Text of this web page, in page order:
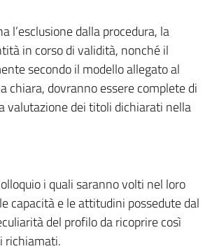
l’esclusione dalla procedura, la
in corso di validità, nonché il
secondo il modello allegato al
chiara, dovranno essere complete di
dei titoli dichiarati nella
i quali saranno volti nel loro
capacità e le attitudini possedute dal
del profilo da ricoprire così
richiamati.